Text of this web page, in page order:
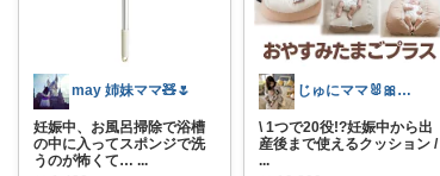
may 姉妹ママ🧸🌷
妊娠中、お風呂掃除で浴槽
の中に入ってスポンジで洗
うのが怖くて… ...
じゅにママ🐰🎀2yboyワーママ
\ 1つで20役!?妊娠中から出
産後まで使えるクッション /
...